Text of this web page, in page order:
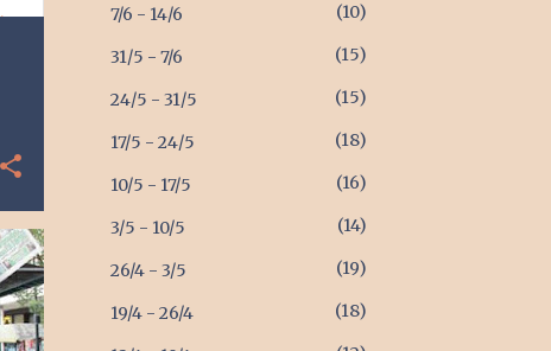
7/6 - 14/6 10
31/5 - 7/6 15
24/5 - 31/5 15
17/5 - 24/5 18
10/5 - 17/5 16
3/5 - 10/5 14
26/4 - 3/5 19
19/4 - 26/4 18